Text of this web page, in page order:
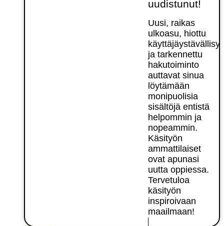
uudistunut!
Uusi, raikas
ulkoasu, hiottu
ja tarkennettu
hakutoiminto
auttavat sinua
löytämään
monipuolisia
sisältöjä entistä
helpommin ja
nopeammin.
Käsityön
ammattilaiset
ovat apunasi
uutta oppiessa.
Tervetuloa
käsityön
inspiroivaan
maailmaan!